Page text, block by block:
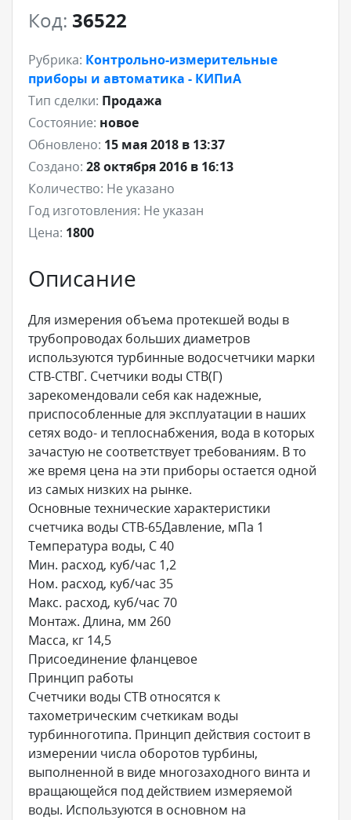
Код: 36522
Рубрика: Контрольно-измерительные
приборы и автоматика - КИПиА
Тип сделки: Продажа
Состояние: новое
Обновлено: 15 мая 2018 в 13:37
Создано: 28 октября 2016 в 16:13
Количество: Не указано
Год изготовления: Не указан
Цена: 1800
Описание
Для измерения объема протекшей воды в
трубопроводах больших диаметров
используются турбинные водосчетчики марки
СТВ-СТВГ. Счетчики воды СТВ(Г)
зарекомендовали себя как надежные,
приспособленные для эксплуатации в наших
сетях водо- и теплоснабжения, вода в которых
зачастую не соответствует требованиям. В то
же время цена на эти приборы остается одной
из самых низких на рынке.
Основные технические характеристики
счетчика воды СТВ-65Давление, мПа 1
Температура воды, С 40
Мин. расход, куб/час 1,2
Ном. расход, куб/час 35
Макс. расход, куб/час 70
Монтаж. Длина, мм 260
Масса, кг 14,5
Присоединение фланцевое
Принцип работы
Счетчики воды СТВ относятся к
тахометрическим счеткикам воды
турбинноготипа. Принцип действия состоит в
измерении числа оборотов турбины,
выполненной в виде многозаходного винта и
вращающейся под действием измеряемой
воды. Используются в основном на